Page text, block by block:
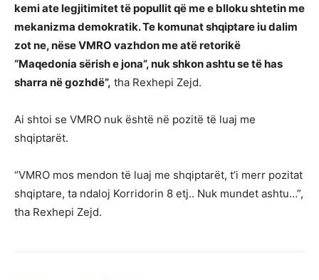
kemi ate legjitimitet të popullit që me e blloku shtetin me
mekanizma demokratik. Te komunat shqiptare iu dalim
zot ne, nëse VMRO vazhdon me atë retorikë
“Maqedonia sërish e jona”, nuk shkon ashtu se të has
sharra në gozhdë”, tha Rexhepi Zejd.
Ai shtoi se VMRO nuk është në pozitë të luaj me
shqiptarët.
“VMRO mos mendon të luaj me shqiptarët, t’i merr pozitat
shqiptare, ta ndaloj Korridorin 8 etj.. Nuk mundet ashtu…”,
tha Rexhepi Zejd.